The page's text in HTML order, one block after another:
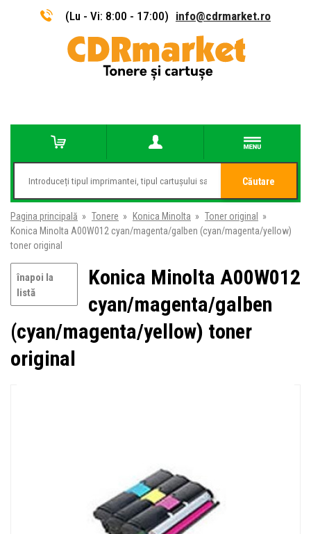
(Lu - Vi: 8:00 - 17:00) info@cdrmarket.ro
Căutare
Pagina principală » Tonere » Konica Minolta » Toner original
»
Konica Minolta A00W012 cyan/magenta/galben (cyan/magenta/yellow)
toner original
înapoi la
listă
Konica Minolta A00W012
cyan/magenta/galben
(cyan/magenta/yellow) toner
original